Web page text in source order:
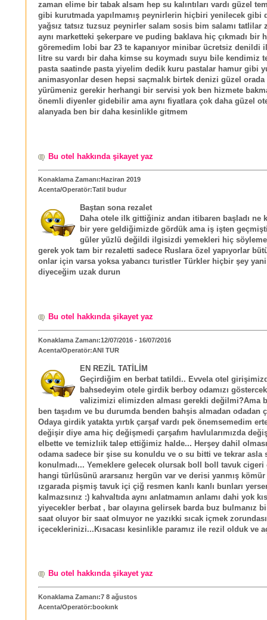
zaman elime bir tabak alsam hep su kalıntıları vardı güzel
gibi kurutmada yapılmamış peynirlerin hiçbiri yenilecek gibi
yağsız tatsız tuzsuz peynirler salam sosis bim salamı tatlilar
aynı marketteki şekerpare ve puding baklava hiç çıkmadı bir
göremedim lobi bar 23 te kapanıyor minibar ücretsiz denildi
litre su vardı bir daha kimse su koymadı suyu bile kendimiz
pasta saatinde pasta yiyelim dedik kuru pastalar hamur gibi
animasyonlar desen hepsi saçmalık birtek denizi güzel orada
yürümeniz gerekir herhangi bir servisi yok ben hizmete
önemli diyenler gidebilir ama aynı fiyatlara çok daha güzel
alanyada ben bir daha kesinlikle gitmem
Bu otel hakkında şikayet yaz
Konaklama Zamanı:Haziran 2019
Acenta/Operatör:Tatil budur
Baştan sona rezalet
Daha otele ilk gittiğiniz andan itibaren başladı ne
bir yere geldiğimizde gördük ama iş işten
güler yüzlü değildi ilgisizdi yemekleri hiç
gerek yok tam bir rezaletti sadece Ruslara özel yapıyorlar
onlar için varsa yoksa yabancı turistler Türkler hiçbir şey
diyeceğim uzak durun
Bu otel hakkında şikayet yaz
Konaklama Zamanı:12/07/2016 - 16/07/2016
Acenta/Operatör:ANI TUR
EN REZİL TATİLİM
Geçirdiğim en berbat tatildi.. Evvela otel
bahsedeyim otele girdik berboy odamızı
valizimizi elimizden alması gerekli değilmi?Ama
ben taşıdım ve bu durumda benden bahşis almadan odadan
Odaya girdik yatakta yırtık çarşaf vardı pek önemsemedim
değişir diye ama hiç değişmedi çarşafım havlularımızda
elbette ve temizlıik talep ettiğimiz halde... Herşey dahil
odama sadece bir şise su konuldu ve o su bitti ve tekrar asla
konulmadı... Yemeklere gelecek olursak boll boll tavuk cigeri
hangi türlüsünü ararsanız hergün var ve derisi yanmış
ızgarada pişmiş tavuk içi çiğ resmen kanlı kanlı bunları
kalmazsınız :) kahvaltıda aynı anlatmamın anlamı dahi yok
yiyecekler berbat , bar olayına gelirsek barda buz bulmanız
saat oluyor bir saat olmuyor ne yazıkki sıcak içmek
içeceklerinizi...Kısacası kesinlikle paramız ile rezil olduk ve
Bu otel hakkında şikayet yaz
Konaklama Zamanı:7 8 ağustos
Acenta/Operatör:bookınk